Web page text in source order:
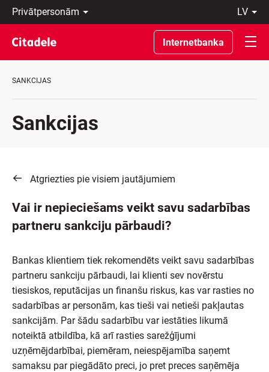
Privātpersonām
Uzņēmumiem
Private
Banking
Par
C
lv
Latviski
По-
русски
In
Internetbanka
SANKCIJAS
Sankcijas
Atgriezties pie visiem jautājumiem
Vai ir nepieciešams veikt savu sadarbības
partneru sankciju pārbaudi?
Bankas klientiem tiek rekomendēts veikt savu sadarbības
partneru sankciju pārbaudi, lai klienti sev novērstu
tiesiskos, reputācijas un finanšu riskus, kas var rasties no
sadarbības ar personām, kas tieši vai netieši pakļautas
sankcijām. Par šādu sadarbību var iestāties likumā
noteiktā atbildība, kā arī rasties sarežģījumi
uzņēmējdarbībai, piemēram, neiespējamība saņemt
samaksu par piegādāto preci, jo pret preces saņēmēja